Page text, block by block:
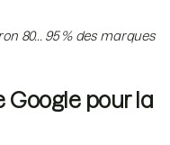
80... 95 % des marques
Google pour la